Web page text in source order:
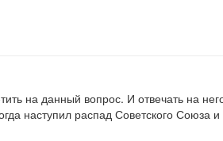
на данный вопрос. И отвечать на
наступил распад Советского Союза